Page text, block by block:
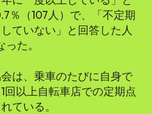
％（107人）で、「不定期
ていない」と回答した人
た。
は、乗車のたびに自身で
回以上自転車店での定期点
ている。